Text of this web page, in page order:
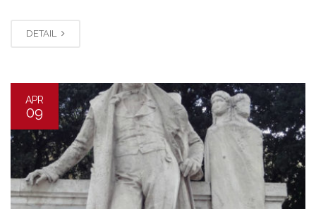
DETAIL
APR
09